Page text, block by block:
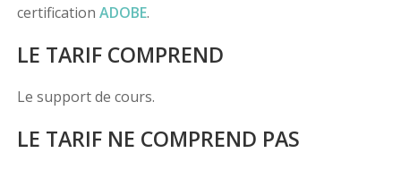
certification ADOBE.
LE TARIF COMPREND
Le support de cours.
LE TARIF NE COMPREND PAS